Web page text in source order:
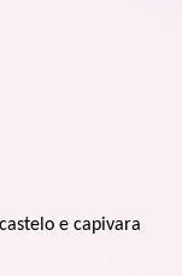
e capivara